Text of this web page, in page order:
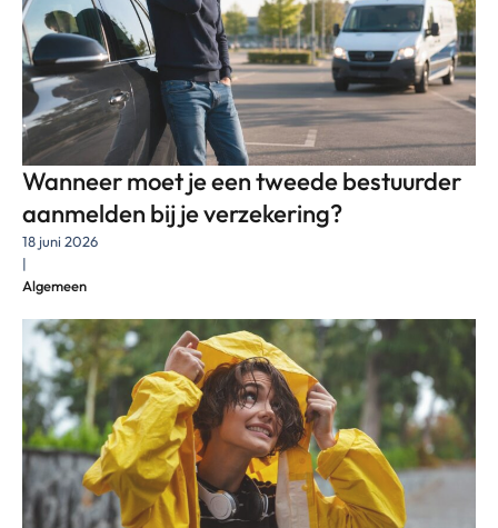
Wanneer moet je een tweede bestuurder
aanmelden bij je verzekering?
18 juni 2026
|
Algemeen